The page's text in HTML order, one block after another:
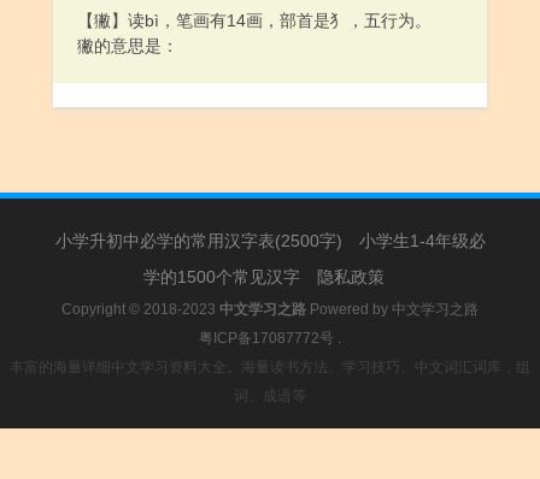
【獙】读bì，笔画有14画，部首是犭，五行为。
獙的意思是：
小学升初中必学的常用汉字表(2500字)
小学生1-4年级必
学的1500个常见汉字
隐私政策
Copyright © 2018-2023 中文学习之路 Powered by 中文学习之路
粤ICP备17087772号 .
丰富的海量详细中文学习资料大全。海量读书方法、学习技巧、中文词汇词库，组
词、成语等